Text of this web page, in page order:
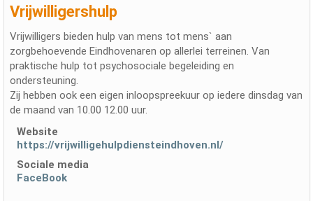
Vrijwilligershulp
Vrijwilligers bieden hulp van mens tot mens` aan
zorgbehoevende Eindhovenaren op allerlei terreinen. Van
praktische hulp tot psychosociale begeleiding en
ondersteuning.
Zij hebben ook een eigen inloopspreekuur op iedere dinsdag van
de maand van 10.00 12.00 uur.
Website
https://vrijwilligehulpdiensteindhoven.nl/
Sociale media
FaceBook